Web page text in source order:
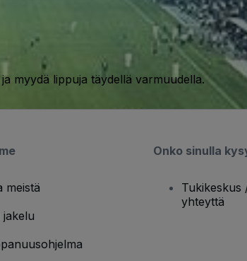
myydä lippuja täydellä varmuudella.
meistä
jakelu
Onko sinulla
Tukikeskus
yhteyttä